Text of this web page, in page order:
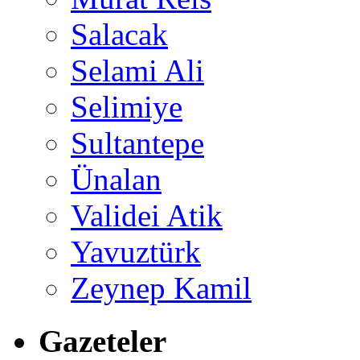
Salacak
Selami Ali
Selimiye
Sultantepe
Ünalan
Validei Atik
Yavuztürk
Zeynep Kamil
Gazeteler